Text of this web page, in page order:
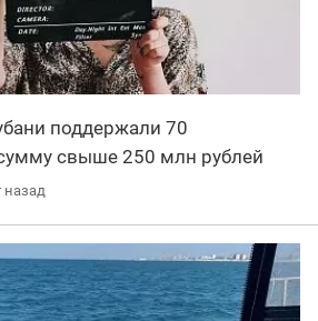
поддержали 70
свыше 250 млн рублей
назад